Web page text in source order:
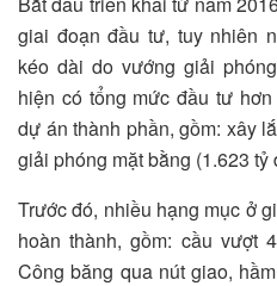
giai đoạn đầu tư, tuy nhiên
kéo dài do vướng giải
hiện có tổng mức đầu tư
dự án thành phần, gồm: xây
giải phóng mặt bằng (1.623 tỷ
Trước đó, nhiều hạng mục ở
hoàn thành, gồm: cầu vượt
Công băng qua nút giao,